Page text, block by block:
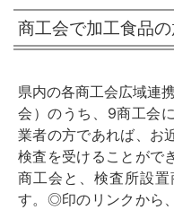
商工会で加工食品
県内の各商工会広域連
会）のうち、9商工会
業者の方であれば、お
検査を受けることがで
商工会と、検査所設
す。◎印のリンクから